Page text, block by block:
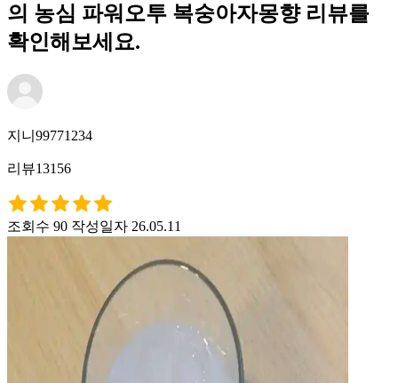
의 농심 파워오투 복숭아자몽향 리뷰를
확인해보세요.
지니99771234
리뷰13156
조회수 90 작성일자 26.05.11